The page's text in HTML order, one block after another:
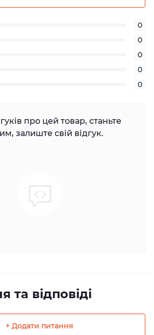
0
0
0
0
0
про цей товар, станьте
залиште свій відгук.
та відповіді
+ Додати питання